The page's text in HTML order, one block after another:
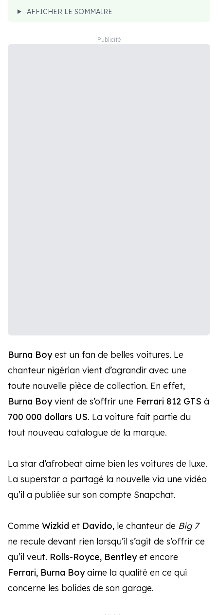
AFFICHER LE SOMMAIRE
Burna Boyest un fan de belles voitures. Le
chanteur nigérian vient d’agrandir avec une
toute nouvelle pièce de collection. En effet,
Burna Boyvient de s’offrir une Ferrari 812 GTS à
700 000 dollars US. La voiture fait partie du
tout nouveau catalogue de la marque.
La star d’afrobeat aime bien les voitures de luxe.
La superstar a partagé la nouvelle via une vidéo
qu’il a publiée sur son compte Snapchat.
Comme Wizkid et Davido, le chanteur de Big 7
ne recule devant rien lorsqu’il s’agit de s’offrir ce
qu’il veut. Rolls-Royce, Bentleyet encore
Ferrari, Burna Boyaime la qualité en ce qui
concerne les bolides de son garage.